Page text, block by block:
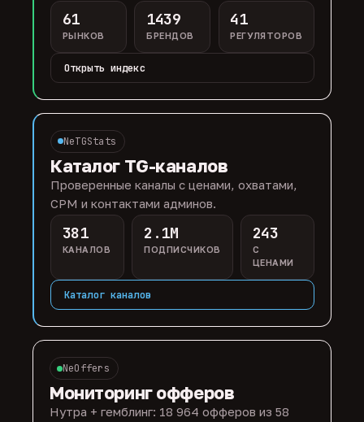
61
РЫНКОВ
1439
БРЕНДОВ
41
РЕГУЛЯТОРОВ
Открыть индекс
NeTGStats
Каталог TG-каналов
Проверенные каналы с ценами, охватами,
CPM и контактами админов.
381
КАНАЛОВ
2.1M
ПОДПИСЧИКОВ
243
С
ЦЕНАМИ
Каталог каналов
NeOffers
Мониторинг офферов
Нутра + гемблинг: 18 964 офферов из 58